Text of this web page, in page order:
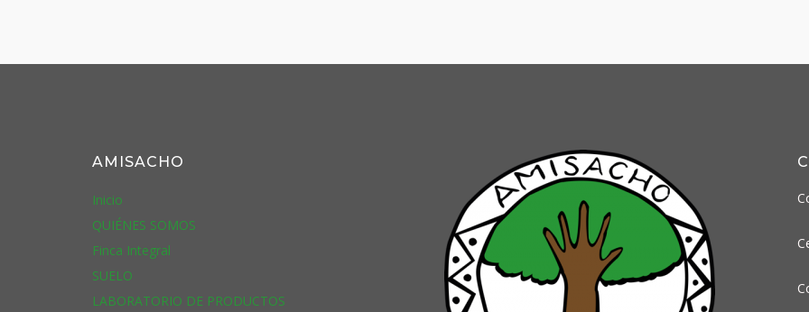
AMISACHO
Inicio
QUIÉNES SOMOS
Finca Integral
SUELO
LABORATORIO DE PRODUCTOS